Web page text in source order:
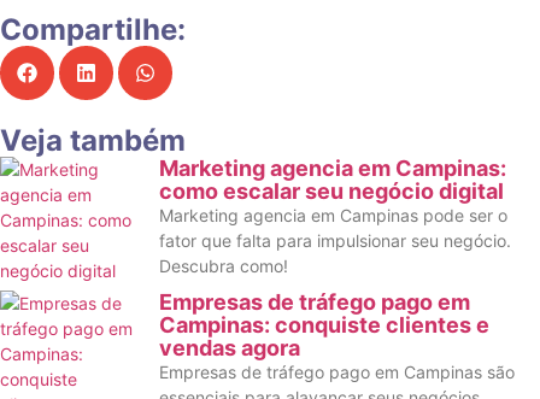
Compartilhe:
Veja também
Marketing agencia em Campinas:
como escalar seu negócio digital
Marketing agencia em Campinas pode ser o
fator que falta para impulsionar seu negócio.
Descubra como!
Empresas de tráfego pago em
Campinas: conquiste clientes e
vendas agora
Empresas de tráfego pago em Campinas são